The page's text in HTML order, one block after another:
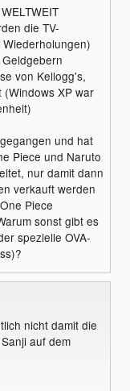
die TV-
von Kellogg's,
(Windows XP war
und hat
Piece und Naruto
nur damit dann
verkauft werden
Piece
sonst gibt es
spezielle OVA-
nicht damit die
auf dem